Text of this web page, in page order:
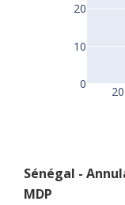
0
10
20
Sénégal -
MDP